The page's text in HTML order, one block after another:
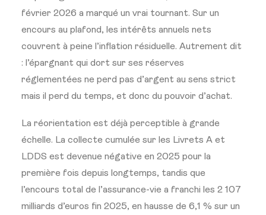
février 2026 a marqué un vrai tournant. Sur un
encours au plafond, les intérêts annuels nets
couvrent à peine l’inflation résiduelle. Autrement dit
: l’épargnant qui dort sur ses réserves
réglementées ne perd pas d’argent au sens strict
mais il perd du temps, et donc du pouvoir d’achat.
La réorientation est déjà perceptible à grande
échelle. La collecte cumulée sur les Livrets A et
LDDS est devenue négative en 2025 pour la
première fois depuis longtemps, tandis que
l’encours total de l’assurance-vie a franchi les 2 107
milliards d’euros fin 2025, en hausse de 6,1 % sur un